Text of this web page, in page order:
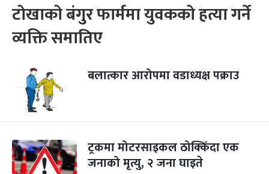
टोखाको बंगुर फार्ममा युवकको हत्या गर्ने
व्यक्ति समातिए
बलात्कार आरोपमा वडाध्यक्ष पक्राउ
ट्रकमा मोटरसाइकल ठोक्किँदा एक
जनाको मृत्यु, २ जना घाइते